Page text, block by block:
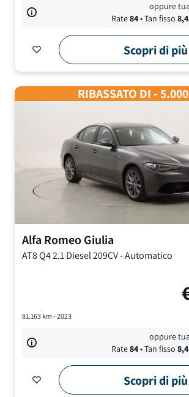
oppure
Rate84• Tan fisso
Scopri di più
RIBASSATO DI -
Alfa RomeoGiulia
AT8 Q42.1 Diesel 209CV-Automatico
81.163km - 2023
oppure
Rate84• Tan fisso
Scopri di più